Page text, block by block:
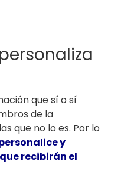
que sí o sí
de la
que no lo es. Por lo
y
recibirán el